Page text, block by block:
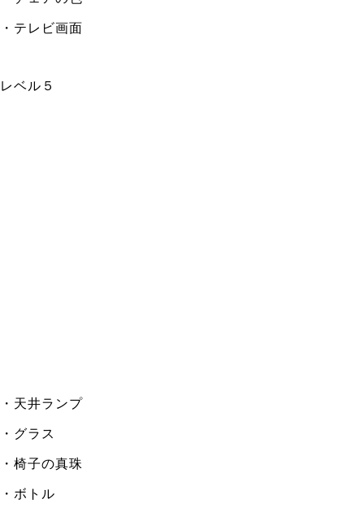
・テレビ画面
レベル５
・天井ランプ
・グラス
・椅子の真珠
・ボトル